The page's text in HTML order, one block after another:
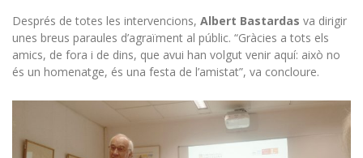
Després de totes les intervencions, Albert Bastardas va dirigir
unes breus paraules d’agraïment al públic. “Gràcies a tots els
amics, de fora i de dins, que avui han volgut venir aquí: això no
és un homenatge, és una festa de l’amistat”, va concloure.